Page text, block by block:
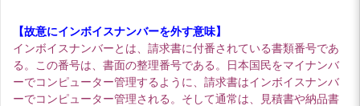
【故意にインボイスナンバーを外す意味】
インボイスナンバーとは、請求書に付番されている書類番号であ
る。この番号は、書面の整理番号である。日本国民をマイナンバ
ーでコンピューター管理するように、請求書はインボイスナンバ
ーでコンピューター管理される。そして通常は、見積書や納品書